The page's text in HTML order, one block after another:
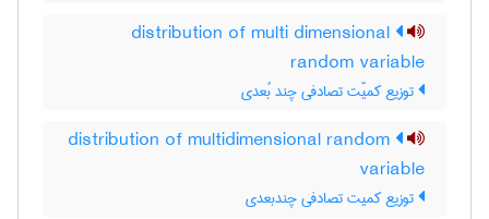
distribution of multi dimensional
random variable
توزیع کمیّت تصادفی چند بُعدی
distribution of multidimensional random
variable
توزیع کمیت تصادفی چندبعدی